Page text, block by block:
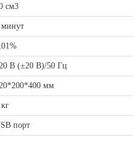
см3
минут
В (±20 В)/50 Гц
мм
порт